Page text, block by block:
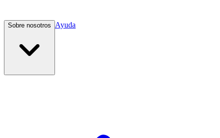
Sobre nosotros Ayuda